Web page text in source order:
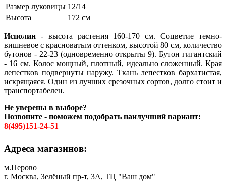
Размер луковицы 12/14
Высота
172 см
Исполин - высота растения 160-170 см. Соцветие темно-
вишневое с красноватым оттенком, высотой 80 см, количество
бутонов - 22-23 (одновременно открыты 9). Бутон гигантский
- 16 см. Колос мощный, плотный, идеально сложенный. Края
лепестков подвернуты наружу. Ткань лепестков бархатистая,
искрящаяся. Один из лучших срезочных сортов, долго стоит и
транспортабелен.
Не уверены в выборе?
Позвоните - поможем подобрать наилучший вариант:
8(495)151-24-51
Адреса магазинов:
м.Перово
г. Москва, Зелёный пр-т, 3А, ТЦ "Ваш дом"